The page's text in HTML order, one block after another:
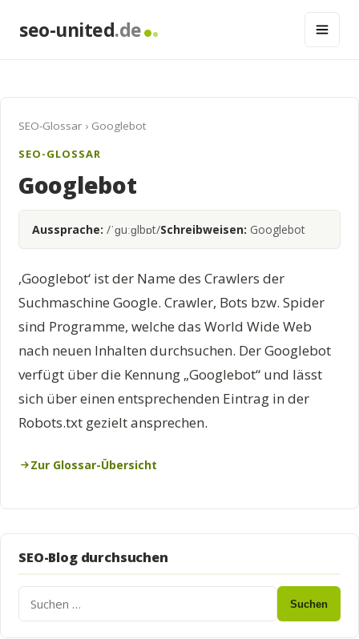
seo-united.de
SEO-Glossar › Googlebot
SEO-GLOSSAR
Googlebot
Aussprache: /ˈɡuːɡlbɒt/Schreibweisen: Googlebot
‚Googlebot‘ ist der Name des Crawlers der
Suchmaschine Google. Crawler, Bots bzw. Spider
sind Programme, welche das World Wide Web
nach neuen Inhalten durchsuchen. Der Googlebot
verfügt über die Kennung „Googlebot“ und lässt
sich über einen entsprechenden Eintrag in der
Robots.txt gezielt ansprechen.
Zur Glossar-Übersicht
SEO-Blog durchsuchen
Suchen